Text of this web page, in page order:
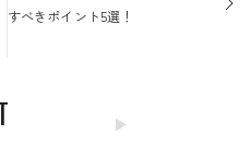
すべきポイント5選！